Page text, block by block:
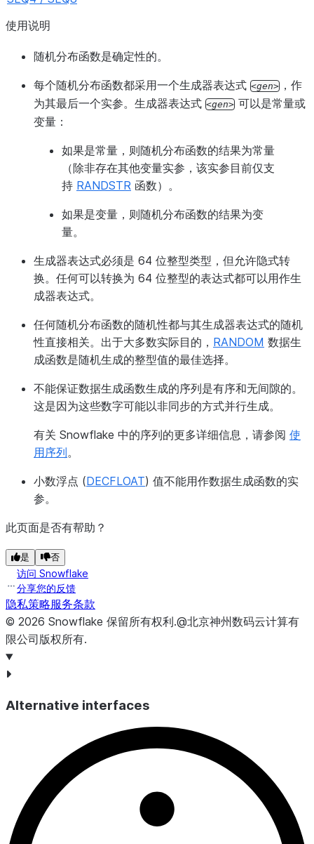
使用说明
随机分布函数是确定性的。
每个随机分布函数都采用一个生成器表达式 gen
，作
为其最后一个实参。生成器表达式
gen
可以是常量或
变量：
如果是常量，则随机分布函数的结果为常量
（除非存在其他变量实参，该实参目前仅支
持 RANDSTR 函数）。
如果是变量，则随机分布函数的结果为变
量。
生成器表达式必须是 64 位整型类型，但允许隐式转
换。任何可以转换为 64 位整型的表达式都可以用作生
成器表达式。
任何随机分布函数的随机性都与其生成器表达式的随机
性直接相关。出于大多数实际目的， RANDOM 数据生
成函数是随机生成的整型值的最佳选择。
不能保证数据生成函数生成的序列是有序和无间隙的。
这是因为这些数字可能以非同步的方式并行生成。
有关 Snowflake 中的序列的更多详细信息，请参阅 使
用序列。
小数浮点 (DECFLOAT) 值不能用作数据生成函数的实
参。
此页面是否有帮助？
是 否
访问 Snowflake
分享您的反馈
隐私策略服务条款
© 2026 Snowflake 保留所有权利.@北京神州数码云计算有
限公司版权所有.
Alternative interfaces